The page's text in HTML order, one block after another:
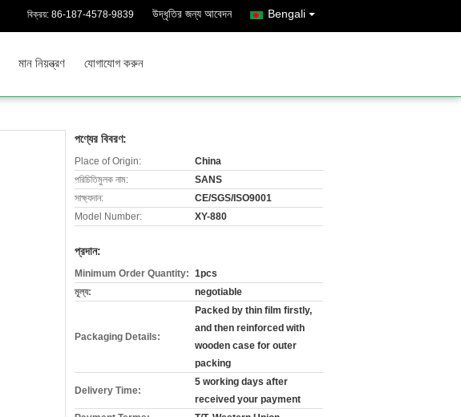
বিক্রয়: 86-187-4578-9839 উদ্ধৃতির জন্য আবেদন Bengali
মান নিয়ন্ত্রণ যোগাযোগ করুন
পণ্যের বিবরণ:
Place of Origin:
China
পরিচিতিমুলক নাম:
SANS
সাক্ষ্যদান:
CE/SGS/ISO9001
Model Number:
XY-880
প্রদান:
Minimum Order Quantity: 1pcs
মূল্য:
negotiable
Packaging Details:
Packed by thin film firstly,
and then reinforced with
wooden case for outer
packing
Delivery Time:
5 working days after
received your payment